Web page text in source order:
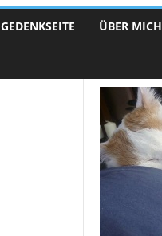
GEDENKSEITE ÜBER MICH